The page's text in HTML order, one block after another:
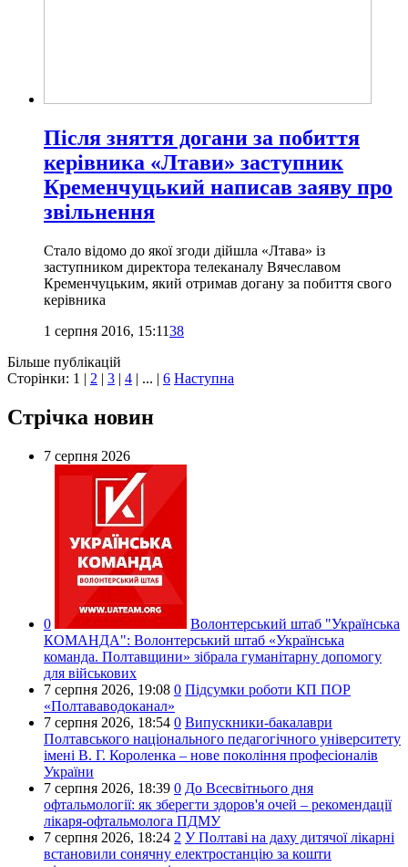
Після зняття догани за побиття
керівника «Лтави» заступник
Кременчуцький написав заяву про
звільнення
Стало відомо до якої згоди дійшла «Лтава» із
заступником директора телеканалу Вячеславом
Кременчуцьким, який отримав догану за побиття свого
керівника
1 серпня 2016, 15:1138
Більше публікацій
Сторінки: 1 | 2 | 3 | 4 | ... | 6 Наступна
Стрічка новин
7 серпня 2026
0
Волонтерський штаб "Українська
КОМАНДА": Волонтерський штаб «Українська
команда. Полтавщини» зібрала гуманітарну допомогу
для військових
7 серпня 2026, 19:08 0 Підсумки роботи КП ПОР
«Полтававодоканал»
7 серпня 2026, 18:54 0 Випускники-бакалаври
Полтавського національного педагогічного університету
імені В. Г. Короленка – нове покоління професіоналів
України
7 серпня 2026, 18:39 0 До Всесвітнього дня
офтальмології: як зберегти здоров'я очей – рекомендації
лікаря-офтальмолога ПДМУ
7 серпня 2026, 18:24 2 У Полтаві на даху дитячої лікарні
встановили сонячну електростанцію за кошти